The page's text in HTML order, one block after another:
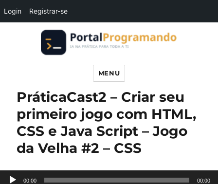
Login Registrar-se
Portal Programando
MENU
PráticaCast2 – Criar seu
primeiro jogo com HTML,
CSS e Java Script – Jogo
da Velha #2 – CSS
Tocador
00:00 00:00